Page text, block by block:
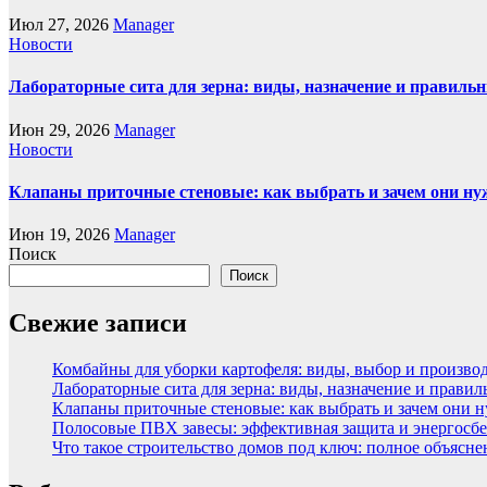
Июл 27, 2026 Manager
Новости
Лабораторные сита для зерна: виды, назначение и
Июн 29, 2026 Manager
Новости
Клапаны приточные стеновые: как выбрать и зачем они
Июн 19, 2026 Manager
Поиск
Поиск
Свежие записи
Комбайны для уборки картофеля: виды, выбор и
Лабораторные сита для зерна: виды, назначение и
Клапаны приточные стеновые: как выбрать и зачем они
Полосовые ПВХ завесы: эффективная защита и
Что такое строительство домов под ключ: полное